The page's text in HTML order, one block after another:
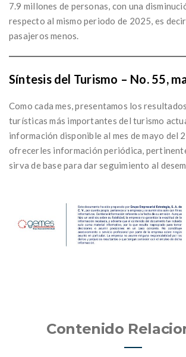
7.9 millones de personas, con una
respecto al mismo periodo de 2025, es
pasajeros menos.
Síntesis del Turismo – No. 55,
Como cada mes, presentamos los
turísticas más importantes del turismo
información disponible al mes de mayo del
ofrecerles información periódica,
sirva de base para dar seguimiento al
Contenido